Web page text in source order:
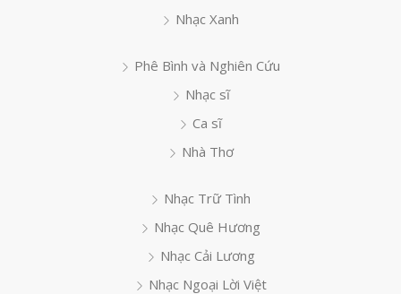
Nhạc Xanh
Phê Bình và Nghiên Cứu
Nhạc sĩ
Ca sĩ
Nhà Thơ
Nhạc Trữ Tình
Nhạc Quê Hương
Nhạc Cải Lương
Nhạc Ngoại Lời Việt